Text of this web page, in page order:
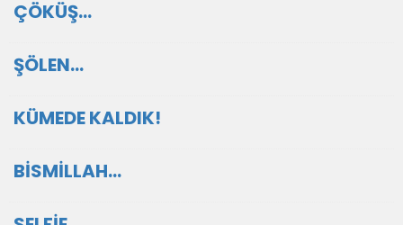
ÇÖKÜŞ…
ŞÖLEN…
KÜMEDE KALDIK!
BİSMİLLAH…